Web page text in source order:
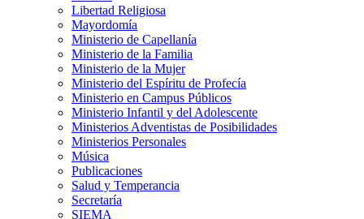
Libertad Religiosa
Mayordomía
Ministerio de Capellanía
Ministerio de la Familia
Ministerio de la Mujer
Ministerio del Espíritu de Profecía
Ministerio en Campus Públicos
Ministerio Infantil y del Adolescente
Ministerios Adventistas de Posibilidades
Ministerios Personales
Música
Publicaciones
Salud y Temperancia
Secretaría
SIEMA